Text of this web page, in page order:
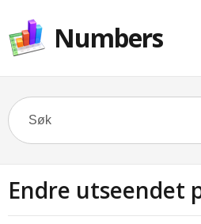
Numbers
Endre utseendet